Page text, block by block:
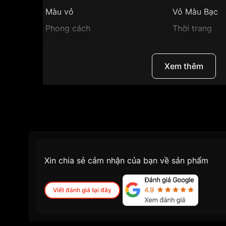
Màu vỏ
Vỏ Màu Bạc
Phong cách
Thời trang
7mm
Mặt xanh
Xem thêm
Xin chia sẻ cảm nhận của bạn về sản phẩm
Viết đánh giá tại đây